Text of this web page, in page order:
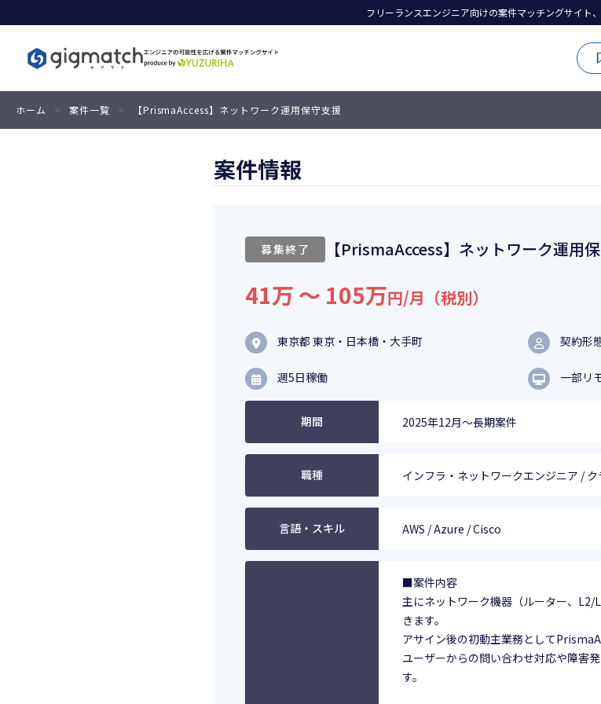
フリーランスエンジニア向けの案件マッチングサイト
ホーム > 案件一覧 > 【PrismaAccess】ネットワーク運用保守支援
案件情報
募集終了 【PrismaAccess】ネットワーク運用
41万 〜 105万円/月（税別）
東京都 東京・日本橋・大手町 契約形
週5日稼働 一部リ
期間 2025年12月～長期案件
職種 インフラ・ネットワークエンジニア /
言語・スキル AWS / Azure / Cisco
■案件内容
主にネットワーク機器（ルーター、L2/
きます。
アサイン後の初動主業務として
ユーザーからの問い合わせ対応や障害
す。